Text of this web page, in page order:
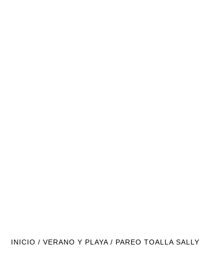
INICIO /VERANO Y PLAYA/ PAREO TOALLA SALLY